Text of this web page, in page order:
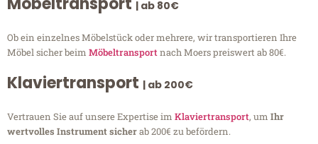
| ab 80€
Ob ein einzelnes Möbelstück oder mehrere, wir transportieren Ihre
Möbel sicher beim Möbeltransportnach Moers preiswert ab 80€.
Klaviertransport | ab 200€
Vertrauen Sie auf unsere Expertise im Klaviertransport, um Ihr
wertvolles Instrument sicherab 200€ zu befördern.